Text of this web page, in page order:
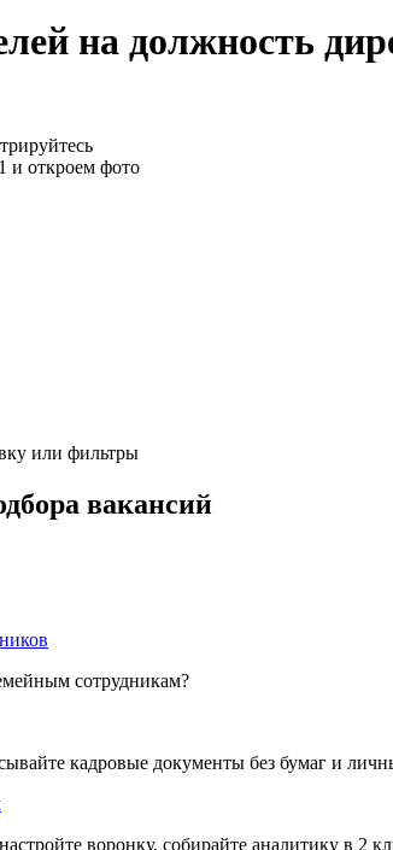
на должность
и откроем фото
или фильтры
вакансий
сотрудникам?
кадровые документы без бумаг и
воронку, собирайте аналитику в 2